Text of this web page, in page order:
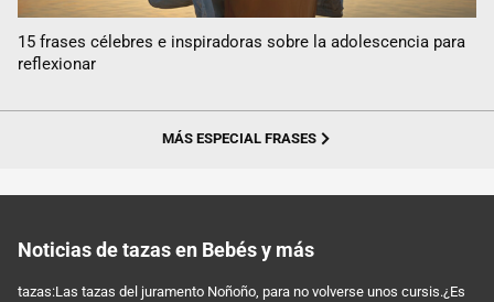
15 frases célebres e inspiradoras sobre la adolescencia para
reflexionar
MÁS ESPECIAL FRASES
Noticias de tazas en Bebés y más
tazas:Las tazas del juramento Noñoño, para no volverse unos cursis.¿Es